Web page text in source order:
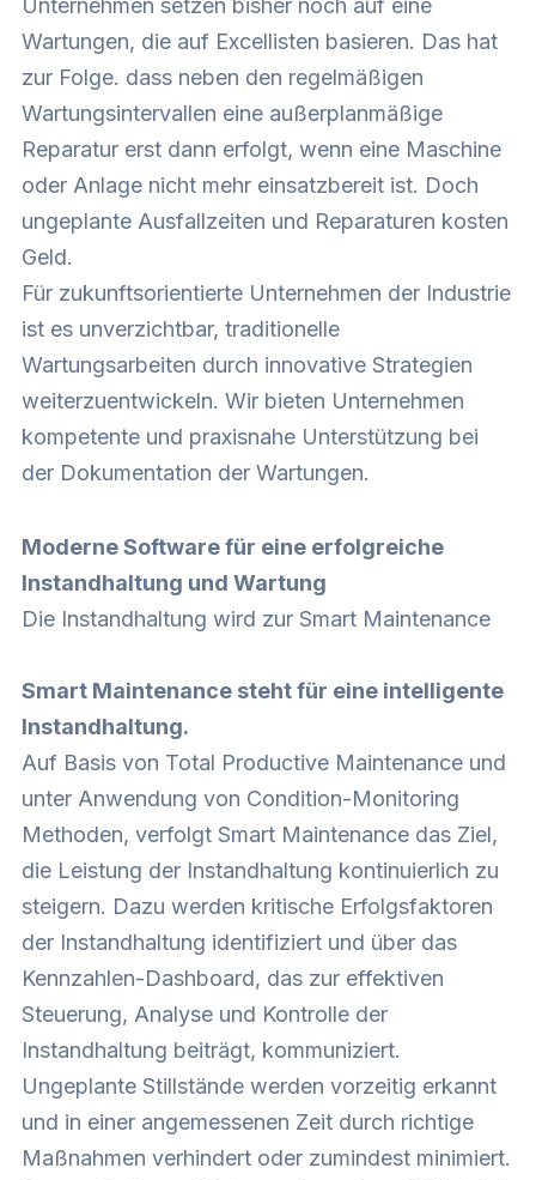
Unternehmen setzen bisher noch auf eine
Wartungen, die auf Excellisten basieren. Das hat
zur Folge. dass neben den regelmäßigen
Wartungsintervallen eine außerplanmäßige
Reparatur erst dann erfolgt, wenn eine Maschine
oder Anlage nicht mehr einsatzbereit ist. Doch
ungeplante Ausfallzeiten und Reparaturen kosten
Geld.
Für zukunftsorientierte Unternehmen der Industrie
ist es unverzichtbar, traditionelle
Wartungsarbeiten durch innovative Strategien
weiterzuentwickeln. Wir bieten Unternehmen
kompetente und praxisnahe Unterstützung bei
der Dokumentation der Wartungen.
Moderne Software für eine erfolgreiche
Instandhaltung und Wartung
Die Instandhaltung wird zur Smart Maintenance
Smart Maintenance steht für eine intelligente
Instandhaltung.
Auf Basis von Total Productive Maintenance und
unter Anwendung von Condition-Monitoring
Methoden, verfolgt Smart Maintenance das Ziel,
die Leistung der Instandhaltung kontinuierlich zu
steigern. Dazu werden kritische Erfolgsfaktoren
der Instandhaltung identifiziert und über das
Kennzahlen-Dashboard, das zur effektiven
Steuerung, Analyse und Kontrolle der
Instandhaltung beiträgt, kommuniziert.
Ungeplante Stillstände werden vorzeitig erkannt
und in einer angemessenen Zeit durch richtige
Maßnahmen verhindert oder zumindest minimiert.